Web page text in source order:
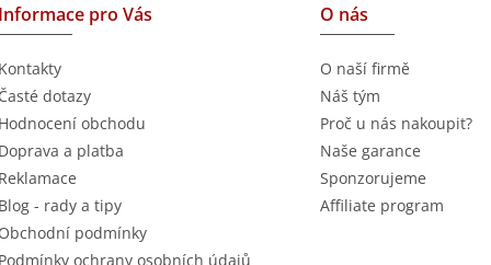
Informace pro Vás
Kontakty
Časté dotazy
Hodnocení obchodu
Doprava a platba
Reklamace
Blog - rady a tipy
Obchodní podmínky
Podmínky ochrany osobních údajů
O nás
O naší firmě
Náš tým
Proč u nás nakoupit?
Naše garance
Sponzorujeme
Affiliate program